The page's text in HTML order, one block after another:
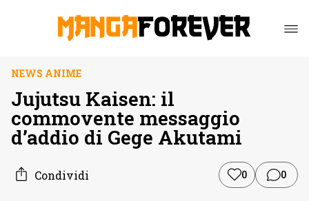
NEWS ANIME
Jujutsu Kaisen: il
commovente messaggio
d’addio di Gege Akutami
Condividi 0 0